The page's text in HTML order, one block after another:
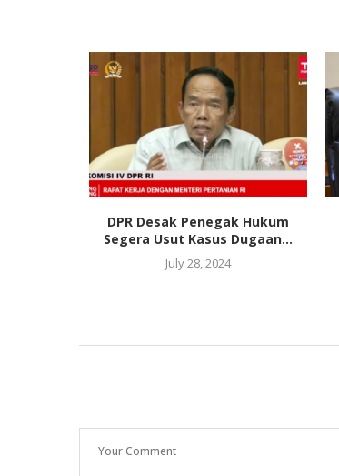
DPR Desak Penegak Hukum
Segera Usut Kasus Dugaan...
July 28, 2024